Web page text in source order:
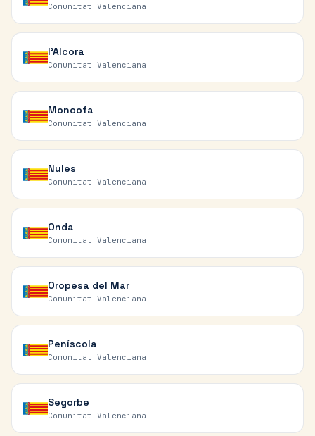
Comunitat Valenciana
l'Alcora
Comunitat Valenciana
Moncofa
Comunitat Valenciana
Nules
Comunitat Valenciana
Onda
Comunitat Valenciana
Oropesa del Mar
Comunitat Valenciana
Peníscola
Comunitat Valenciana
Segorbe
Comunitat Valenciana